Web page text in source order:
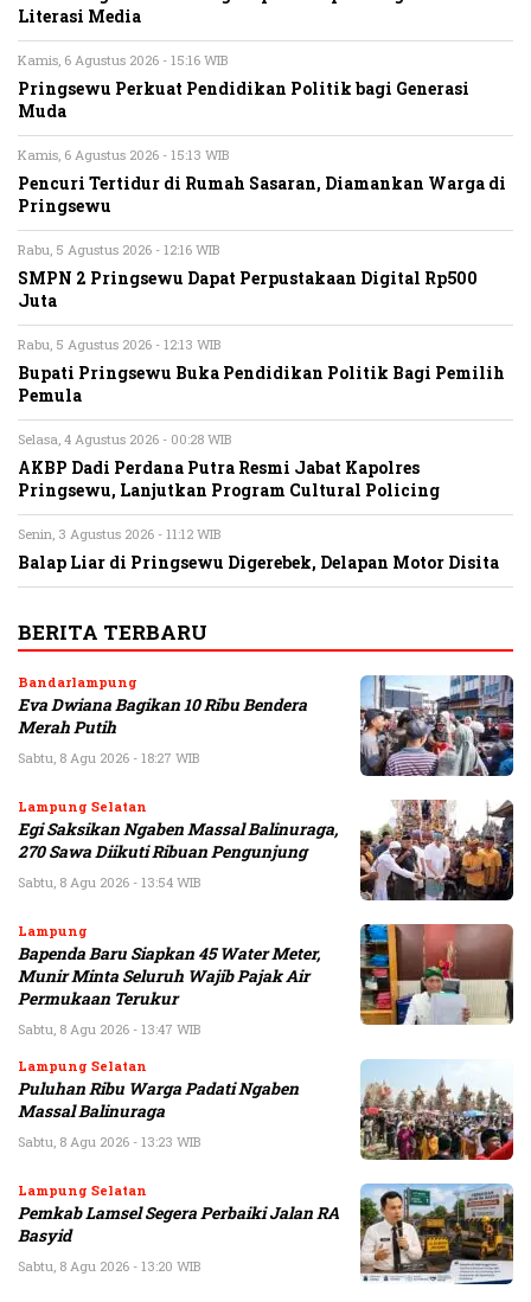
Literasi Media
Kamis, 6 Agustus 2026 - 15:16 WIB
Pringsewu Perkuat Pendidikan Politik bagi Generasi
Muda
Kamis, 6 Agustus 2026 - 15:13 WIB
Pencuri Tertidur di Rumah Sasaran, Diamankan Warga di
Pringsewu
Rabu, 5 Agustus 2026 - 12:16 WIB
SMPN 2 Pringsewu Dapat Perpustakaan Digital Rp500
Juta
Rabu, 5 Agustus 2026 - 12:13 WIB
Bupati Pringsewu Buka Pendidikan Politik Bagi Pemilih
Pemula
Selasa, 4 Agustus 2026 - 00:28 WIB
AKBP Dadi Perdana Putra Resmi Jabat Kapolres
Pringsewu, Lanjutkan Program Cultural Policing
Senin, 3 Agustus 2026 - 11:12 WIB
Balap Liar di Pringsewu Digerebek, Delapan Motor Disita
BERITA TERBARU
Bandarlampung
Eva Dwiana Bagikan 10 Ribu Bendera
Merah Putih
Sabtu, 8 Agu 2026 - 18:27 WIB
Lampung Selatan
Egi Saksikan Ngaben Massal Balinuraga,
270 Sawa Diikuti Ribuan Pengunjung
Sabtu, 8 Agu 2026 - 13:54 WIB
Lampung
Bapenda Baru Siapkan 45 Water Meter,
Munir Minta Seluruh Wajib Pajak Air
Permukaan Terukur
Sabtu, 8 Agu 2026 - 13:47 WIB
Lampung Selatan
Puluhan Ribu Warga Padati Ngaben
Massal Balinuraga
Sabtu, 8 Agu 2026 - 13:23 WIB
Lampung Selatan
Pemkab Lamsel Segera Perbaiki Jalan RA
Basyid
Sabtu, 8 Agu 2026 - 13:20 WIB